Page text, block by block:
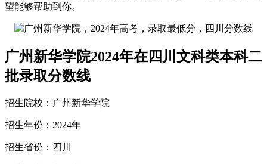
望能够帮助到你。
广州新华学院2024年在四川文科类本科二
批录取分数线
招生院校：广州新华学院
招生年份：2024年
招生省份：四川